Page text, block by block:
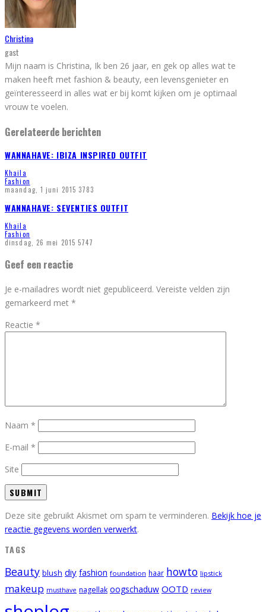
Christina
gast
Mijn naam is Christina, Ik ben 26 jaar, en gek op alles wat te
maken heeft met fashion & beauty, een levensgenieter en
geïnteresseerd in alles wat er bij komt kijken om je optimaal
vrouw te voelen.
Gerelateerde berichten
WANNAHAVE: IBIZA INSPIRED OUTFIT
Khaila
Fashion
maandag, 1 juni 2015 3783
WANNAHAVE: SEVENTIES OUTFIT
Khaila
Fashion
dinsdag, 26 mei 2015 5747
Geef een reactie
Je e-mailadres wordt niet gepubliceerd. Vereiste velden zijn
gemarkeerd met *
Reactie *
Naam *
E-mail *
Site
Deze site gebruikt Akismet om spam te verminderen. Bekijk hoe je
reactie gegevens worden verwerkt.
TAGS
Beauty blush diy fashion foundation haar howto lipstick
makeup musthave nagellak oogschaduw OOTD review